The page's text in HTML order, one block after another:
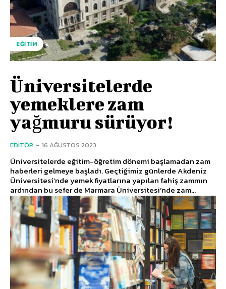
EĞITIM
Üniversitelerde
yemeklere zam
yağmuru sürüyor!
EDITÖR - 16 AĞUSTOS 2023
Üniversitelerde eğitim-öğretim dönemi başlamadan zam
haberleri gelmeye başladı. Geçtiğimiz günlerde Akdeniz
Üniversitesi’nde yemek fiyatlarına yapılan fahiş zammın
ardından bu sefer de Marmara Üniversitesi’nde zam...